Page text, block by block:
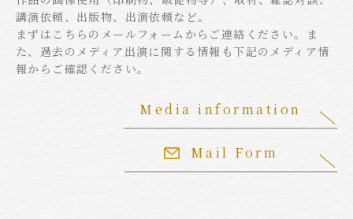
講演依頼、出版物、出演依頼など。
まずはこちらのメールフォームからご連絡ください。ま
た、過去のメディア出演に関する情報も下記のメディア情
報からご確認ください。
Mail Form
Media information